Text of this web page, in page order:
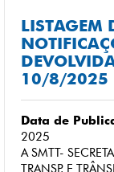
LISTAGEM
10/8/2025
Data de
2025
A SMTT-
TRANSP. E